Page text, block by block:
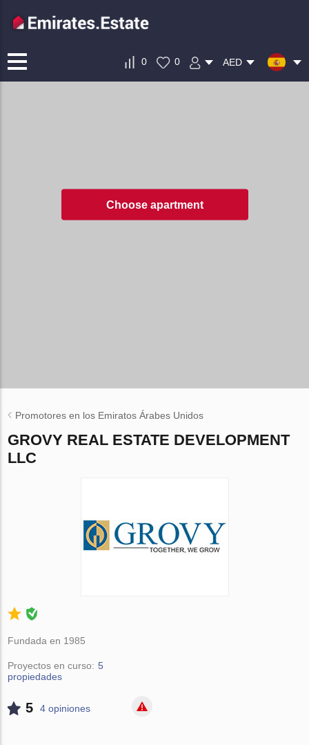
0 0 AED
Choose apartment
Promotores en los Emiratos Árabes Unidos
GROVY REAL ESTATE DEVELOPMENT
LLC
Fundada en 1985
Proyectos en curso: 5
propiedades
5 4 opiniones